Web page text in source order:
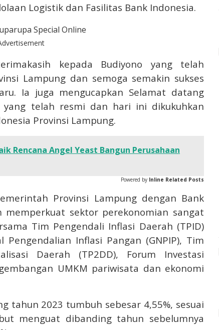
Logistik dan Fasilitas Bank Indonesia.
kepada Budiyono yang telah
Lampung dan semoga semakin sukses
Ia juga mengucapkan Selamat datang
yang telah resmi dan hari ini dikukuhkan
Provinsi Lampung.
Rencana Angel Yeast Bangun Perusahaan
Powered by Inline Related Posts
Provinsi Lampung dengan Bank
memperkuat sektor perekonomian sangat
Tim Pengendali Inflasi Daerah (TPID)
Pengendalian Inflasi Pangan (GNPIP), Tim
Daerah (TP2DD), Forum Investasi
UMKM pariwisata dan ekonomi
tahun 2023 tumbuh sebesar 4,55%, sesuai
menguat dibanding tahun sebelumnya